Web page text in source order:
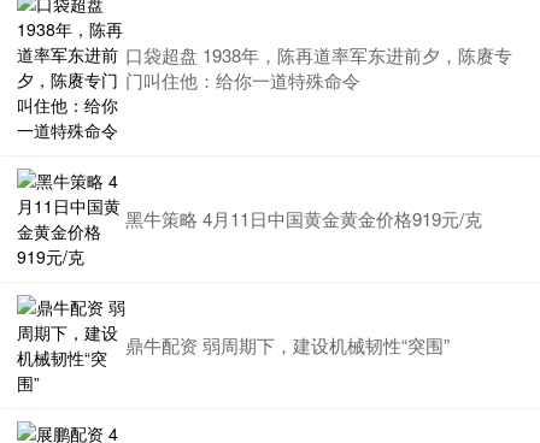
口袋超盘 1938年，陈再道率军东进前夕，陈赓专
门叫住他：给你一道特殊命令
黑牛策略 4月11日中国黄金黄金价格919元/克
鼎牛配资 弱周期下，建设机械韧性“突围”